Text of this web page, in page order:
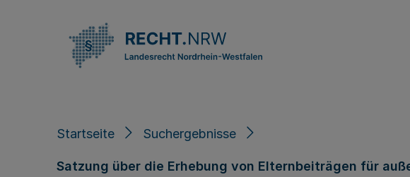
Startseite Suchergebnisse
Satzung über die Erhebung von Elternbeiträgen für